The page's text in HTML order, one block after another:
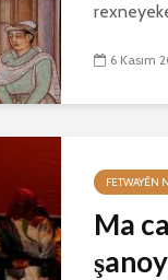
6 Kasım
FETWAYÊN
Ma